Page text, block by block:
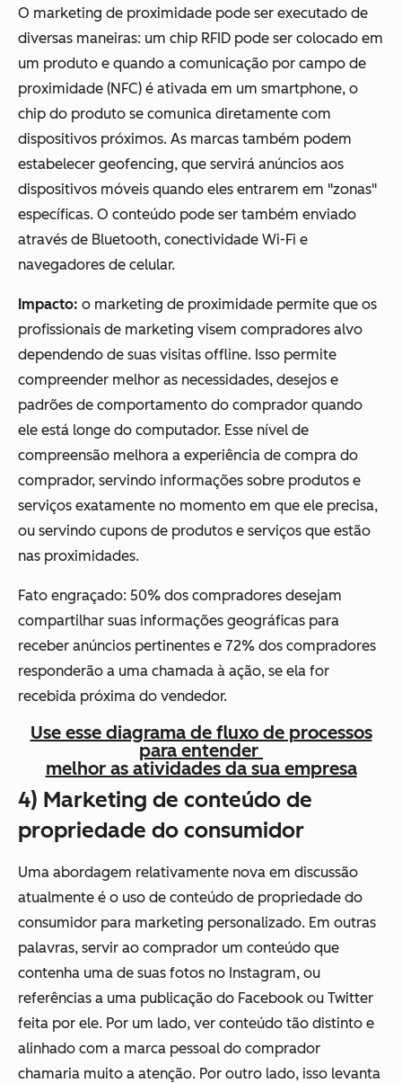
O marketing de proximidade pode ser executado de
diversas maneiras: um chip RFID pode ser colocado em
um produto e quando a comunicação por campo de
proximidade (NFC) é ativada em um smartphone, o
chip do produto se comunica diretamente com
dispositivos próximos. As marcas também podem
estabelecer geofencing, que servirá anúncios aos
dispositivos móveis quando eles entrarem em "zonas"
específicas. O conteúdo pode ser também enviado
através de Bluetooth, conectividade Wi-Fi e
navegadores de celular.
Impacto: o marketing de proximidade permite que os
profissionais de marketing visem compradores alvo
dependendo de suas visitas offline. Isso permite
compreender melhor as necessidades, desejos e
padrões de comportamento do comprador quando
ele está longe do computador. Esse nível de
compreensão melhora a experiência de compra do
comprador, servindo informações sobre produtos e
serviços exatamente no momento em que ele precisa,
ou servindo cupons de produtos e serviços que estão
nas proximidades.
Fato engraçado: 50% dos compradores desejam
compartilhar suas informações geográficas para
receber anúncios pertinentes e 72% dos compradores
responderão a uma chamada à ação, se ela for
recebida próxima do vendedor.
Use esse diagrama de fluxo de processos
para entender
melhor as atividades da sua empresa
4) Marketing de conteúdo de
propriedade do consumidor
Uma abordagem relativamente nova em discussão
atualmente é o uso de conteúdo de propriedade do
consumidor para marketing personalizado. Em outras
palavras, servir ao comprador um conteúdo que
contenha uma de suas fotos no Instagram, ou
referências a uma publicação do Facebook ou Twitter
feita por ele. Por um lado, ver conteúdo tão distinto e
alinhado com a marca pessoal do comprador
chamaria muito a atenção. Por outro lado, isso levanta